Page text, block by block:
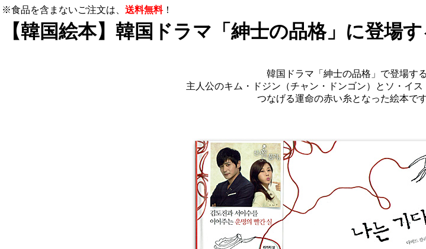
※食品を含まないご注文は、 送料無料！
【韓国絵本】韓国ドラマ「紳士の品格」に登場
韓国ドラマ「紳士の品格」で登場する
主人公のキム・ドジン（チャン・ドンゴン）とソ・イ
つなげる運命の赤い糸となった絵本です